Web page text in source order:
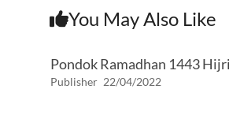
You May Also Like
Pondok Ramadhan 1443
Publisher 22/04/2022